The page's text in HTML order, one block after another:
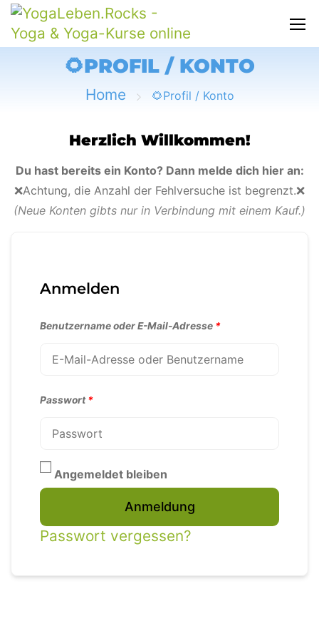
🌻PROFIL / KONTO
Home 🌻Profil / Konto
Herzlich Willkommen!
Du hast bereits ein Konto? Dann melde dich hier an:
❌Achtung, die Anzahl der Fehlversuche ist begrenzt.❌
(Neue Konten gibts nur in Verbindung mit einem Kauf.)
Anmelden
Benutzername oder E-Mail-Adresse *
Passwort*
Angemeldet bleiben
Alternative:
Anmeldung
Passwort vergessen?